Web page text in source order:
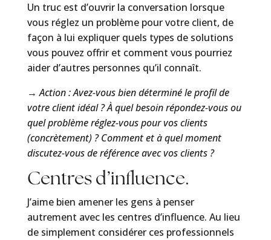
Un truc est d’ouvrir la conversation lorsque
vous réglez un problème pour votre client, de
façon à lui expliquer quels types de solutions
vous pouvez offrir et comment vous pourriez
aider d’autres personnes qu’il connaît.
→ Action : Avez-vous bien déterminé le profil de
votre client idéal ? À quel besoin répondez-vous ou
quel problème réglez-vous pour vos clients
(concrètement) ? Comment et à quel moment
discutez-vous de référence avec vos clients ?
Centres d’influence.
J’aime bien amener les gens à penser
autrement avec les centres d’influence. Au lieu
de simplement considérer ces professionnels